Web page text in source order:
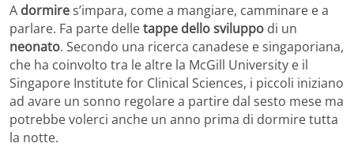
A dormires’impara, come a mangiare, camminare e a
parlare. Fa parte delletappe dello sviluppo di un
neonato. Secondo una ricerca canadese e singaporiana,
che ha coinvolto tra le altre la McGill University e il
Singapore Institute for Clinical Sciences, i piccoli iniziano
ad avare un sonno regolare a partire dal sesto mese ma
potrebbe volerci anche un anno prima di dormire tutta
la notte.